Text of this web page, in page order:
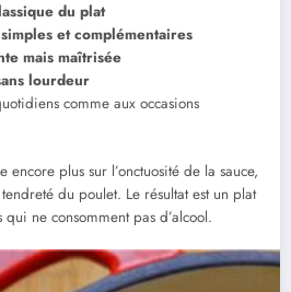
du plat
et complémentaires
mais maîtrisée
lourdeur
comme aux occasions
plus sur l’onctuosité de la sauce,
du poulet. Le résultat est un plat
ne consomment pas d’alcool.